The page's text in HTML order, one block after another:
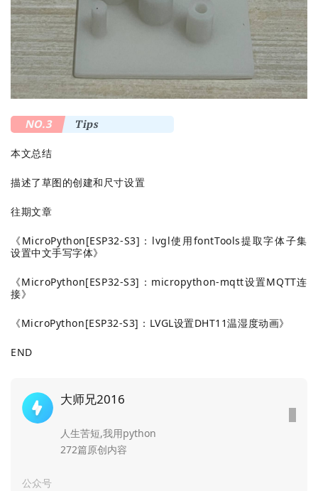
NO.3 Tips
本文总结
描述了草图的创建和尺寸设置
往期文章
《 MicroPython[ESP32-S3]：lvgl使用fontTools提取字体子集
设置中文手写字体》
《MicroPython[ESP32-S3]：micropython-mqtt设置MQTT连
接》
《MicroPython[ESP32-S3]：LVGL设置DHT11温湿度动画》
END
大师兄2016
人生苦短,我用python
272篇原创内容
公众号